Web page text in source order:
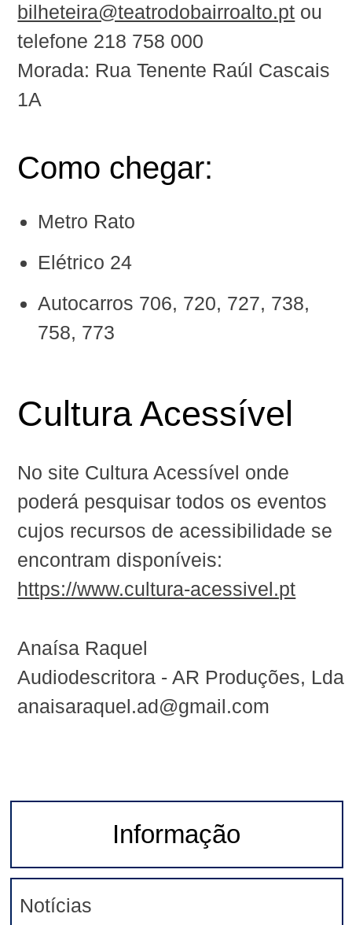
bilheteira@teatrodobairroalto.pt ou
telefone ‪218 758 000‬
Morada: Rua Tenente Raúl Cascais
1A
Como chegar:
Metro Rato
Elétrico 24
Autocarros 706, 720, 727, 738,
758, 773
Cultura Acessível
No site Cultura Acessível onde
poderá pesquisar todos os eventos
cujos recursos de acessibilidade se
encontram disponíveis:
https://www.cultura-acessivel.pt
Anaísa Raquel
Audiodescritora - AR Produções, Lda
anaisaraquel.ad@gmail.com
Informação
Notícias